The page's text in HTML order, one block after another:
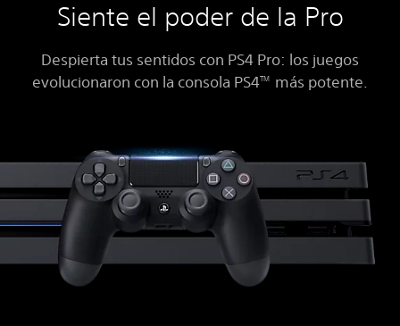
Siente el poder de la Pro
Despierta tus sentidos con PS4 Pro: los juegos
evolucionaron con la consola PS4TM más potente.